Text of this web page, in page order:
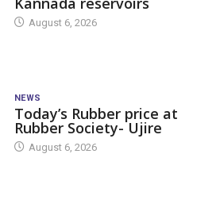
August 6, 2026
NEWS
Today’s Rubber price at
Rubber Society- Ujire
August 6, 2026